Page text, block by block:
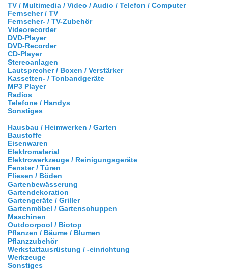
TV / Multimedia / Video / Audio / Telefon / Computer
Fernseher / TV
Fernseher- / TV-Zubehör
Videorecorder
DVD-Player
DVD-Recorder
CD-Player
Stereoanlagen
Lautsprecher / Boxen / Verstärker
Kassetten- / Tonbandgeräte
MP3 Player
Radios
Telefone / Handys
Sonstiges
Hausbau / Heimwerken / Garten
Baustoffe
Eisenwaren
Elektromaterial
Elektrowerkzeuge / Reinigungsgeräte
Fenster / Türen
Fliesen / Böden
Gartenbewässerung
Gartendekoration
Gartengeräte / Griller
Gartenmöbel / Gartenschuppen
Maschinen
Outdoorpool / Biotop
Pflanzen / Bäume / Blumen
Pflanzzubehör
Werkstattausrüstung / -einrichtung
Werkzeuge
Sonstiges